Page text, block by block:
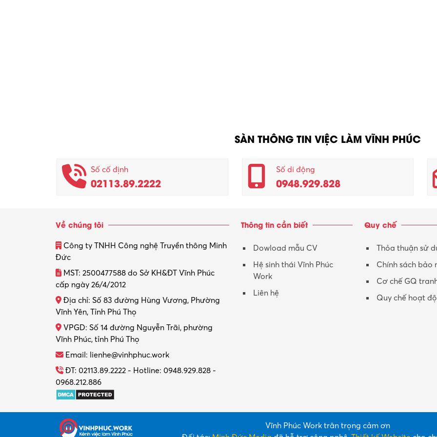
SÀN THÔNG TIN VIỆC LÀM VĨNH PHÚC
Số cố định
02113.89.2222
Số di động
0948.929.828
Về chúng tôi
Công ty TNHH Công nghệ Truyền thông Minh
Đức
MST: 2500477588 do Sở KH&ĐT Vĩnh Phúc
cấp ngày 26/4/2012
Địa chỉ: Số 83 đường Hùng Vương, Phường
Vĩnh Yên, Tỉnh Phú Thọ
VPGD: Số 14 đường Nguyễn Trãi, phường
Vĩnh Phúc, tỉnh Phú Thọ
Email: lienhe@vinhphuc.work
ĐT: 02113.89.2222 - Hotline: 0948.929.828 -
0968.212.886
Thông tin cần biết
Dowload mẫu CV
Hệ sinh thái Vĩnh Phúc
Work
Liên hệ
Quy chế
Thỏa thuận sử
Chính sách bảo
Cơ chế GQ
Quy chế hoạt
Vĩnh Phúc Work trân trọng cảm ơn